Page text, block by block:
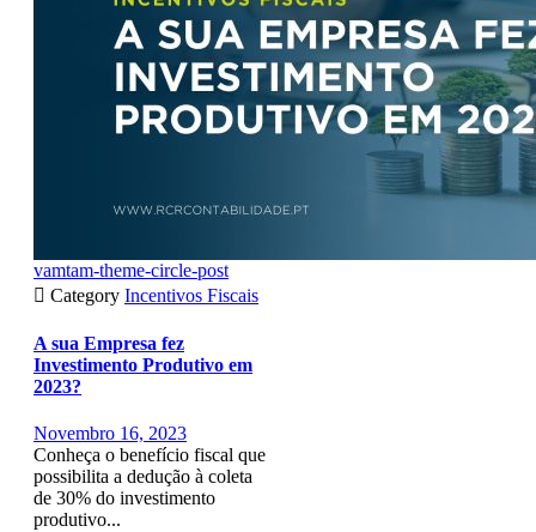
vamtam-theme-circle-post
 Category Incentivos Fiscais
A sua Empresa fez
Investimento Produtivo em
2023?
Novembro 16, 2023
Conheça o benefício fiscal que
possibilita a dedução à coleta
de 30% do investimento
produtivo...